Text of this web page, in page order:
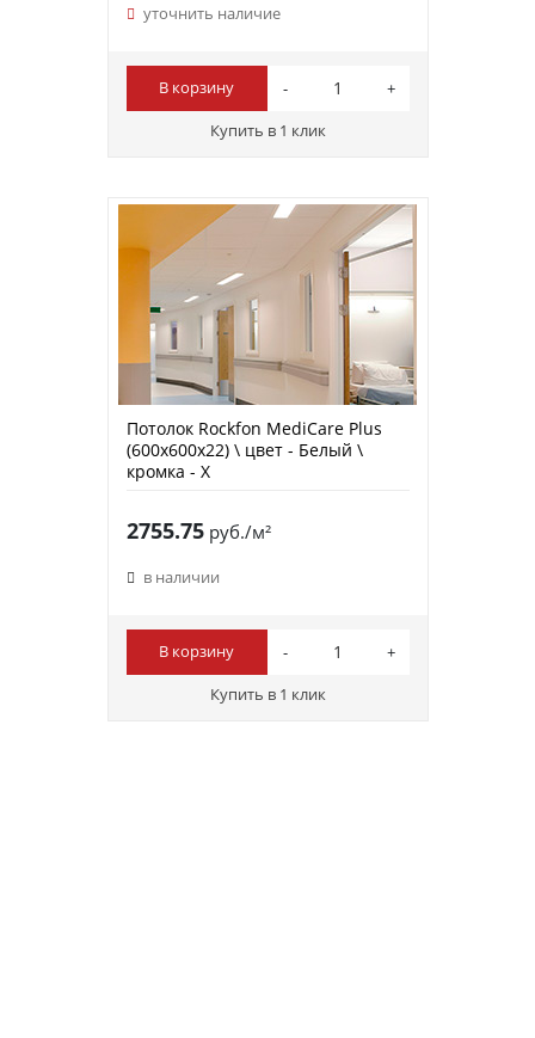
уточнить наличие
В корзину
Купить в 1 клик
Потолок Rockfon MediCare Plus
(600х600х22) \ цвет - Белый \
кромка - X
2755.75руб./м²
в наличии
В корзину
Купить в 1 клик